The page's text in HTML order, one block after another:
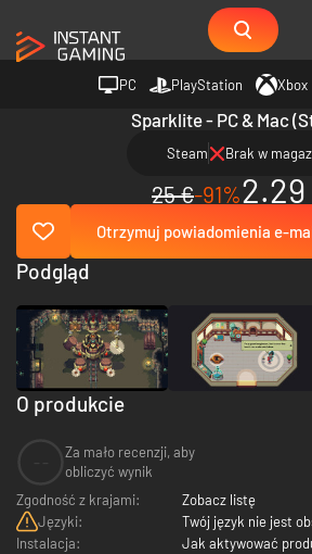
PC PlayStation Xbox
Sparklite - PC & Mac
Steam Brak w
25 €-91%
Otrzymuj powiadomienia e-
O produkcie
Za mało recenzji, aby
obliczyć wynik
Zgodność z krajami:
Zobacz listę
Języki:
Twój język nie jest
Instalacja:
Jak aktywować
Podgląd